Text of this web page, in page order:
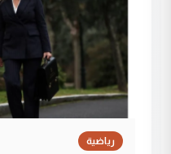
رياضية